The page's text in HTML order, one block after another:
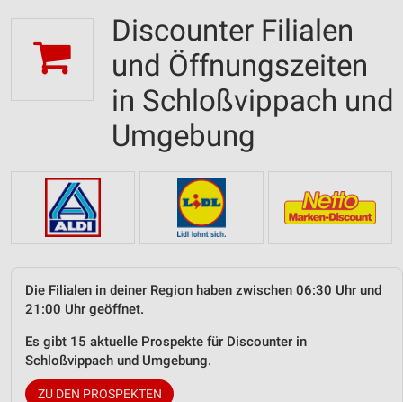
Discounter Filialen
und Öffnungszeiten
in Schloßvippach und
Umgebung
Die Filialen in deiner Region haben zwischen 06:30 Uhr und
21:00 Uhr geöffnet.
Es gibt 15 aktuelle Prospekte für Discounter in
Schloßvippach und Umgebung.
ZU DEN PROSPEKTEN